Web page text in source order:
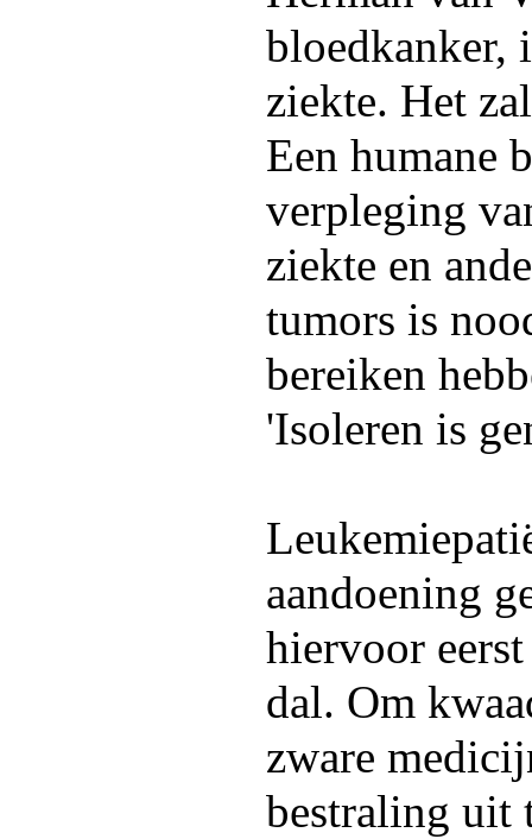
bloedkanker,
ziekte. Het
Een humane
verpleging
ziekte en
tumors is
bereiken
'Isoleren is
aandoening
hiervoor
dal. Om
zware
bestraling uit